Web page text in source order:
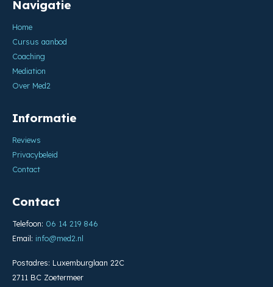
Navigatie
Home
Cursus aanbod
Coaching
Mediation
Over Med2
Informatie
Reviews
Privacybeleid
Contact
Contact
Telefoon: 06 14 219 846
Email: info@med2.nl
Postadres: Luxemburglaan 22C
2711 BC Zoetermeer